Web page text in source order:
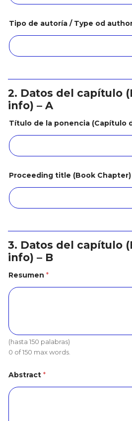
Tipo de autoría / Type od
2. Datos del capítulo
info) – A
Título de la ponencia (Capítulo
Proceeding title (Book Chapter)
3. Datos del capítulo
info) – B
Resumen *
(hasta 150 palabras)
0 of 150 max words.
Abstract *